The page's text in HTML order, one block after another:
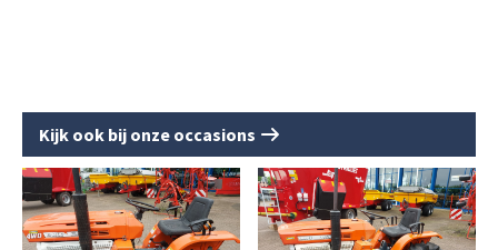
Kijk ook bij onze occasions